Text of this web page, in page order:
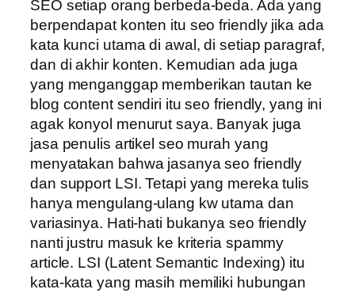
SEO setiap orang berbeda-beda. Ada yang
berpendapat konten itu seo friendly jika ada
kata kunci utama di awal, di setiap paragraf,
dan di akhir konten. Kemudian ada juga
yang menganggap memberikan tautan ke
blog content sendiri itu seo friendly, yang ini
agak konyol menurut saya. Banyak juga
jasa penulis artikel seo murah yang
menyatakan bahwa jasanya seo friendly
dan support LSI. Tetapi yang mereka tulis
hanya mengulang-ulang kw utama dan
variasinya. Hati-hati bukanya seo friendly
nanti justru masuk ke kriteria spammy
article. LSI (Latent Semantic Indexing) itu
kata-kata yang masih memiliki hubungan